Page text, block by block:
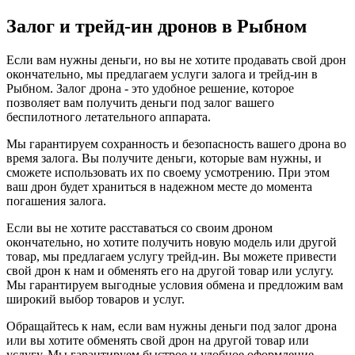
Залог и трейд-ин дронов в Рыбном
Если вам нужны деньги, но вы не хотите продавать свой дрон
окончательно, мы предлагаем услуги залога и трейд-ин в
Рыбном. Залог дрона - это удобное решение, которое
позволяет вам получить деньги под залог вашего
беспилотного летательного аппарата.
Мы гарантируем сохранность и безопасность вашего дрона во
время залога. Вы получите деньги, которые вам нужны, и
сможете использовать их по своему усмотрению. При этом
ваш дрон будет храниться в надежном месте до момента
погашения залога.
Если вы не хотите расставаться со своим дроном
окончательно, но хотите получить новую модель или другой
товар, мы предлагаем услугу трейд-ин. Вы можете привести
свой дрон к нам и обменять его на другой товар или услугу.
Мы гарантируем выгодные условия обмена и предложим вам
широкий выбор товаров и услуг.
Обращайтесь к нам, если вам нужны деньги под залог дрона
или вы хотите обменять свой дрон на другой товар или